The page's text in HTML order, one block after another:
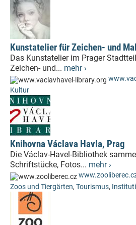
Kunstatelier für Zeichen- und
Das Kunstatelier im Prager
Zeichen- und... mehr ›
Kultur
Knihovna Václava Havla, Prag
Die Václav-Havel-Bibliothek
Schriftstücke, Fotos... mehr ›
Zoos und Tiergärten, Tourismus,